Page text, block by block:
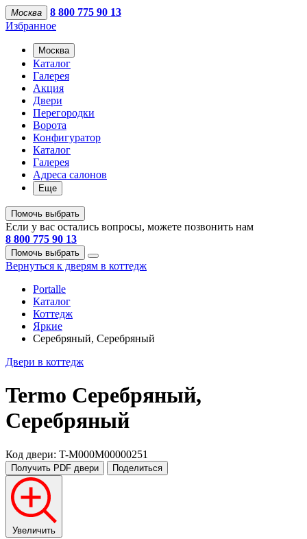
Москва
8 800 775 90 13
Избранное
Москва
Каталог
Галерея
Акция
Двери
Перегородки
Ворота
Конфигуратор
Каталог
Галерея
Адреса салонов
Еще
Помочь выбрать
Если у вас остались вопросы, можете позвонить нам
8 800 775 90 13
Помочь выбрать
Вернуться к дверям в коттедж
Portalle
Каталог
Коттедж
Яркие
Серебряный, Серебряный
Двери в коттедж
Termo Серебряный,
Серебряный
Код двери: T-M000M00000251
Получить PDF двери Поделиться
Увеличить